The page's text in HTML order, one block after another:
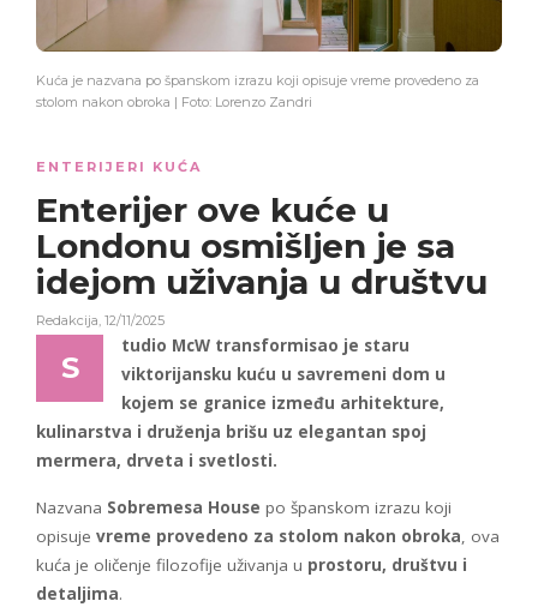
Kuća je nazvana po španskom izrazu koji opisuje vreme provedeno za
stolom nakon obroka | Foto: Lorenzo Zandri
ENTERIJERI KUĆA
Enterijer ove kuće u
Londonu osmišljen je sa
idejom uživanja u društvu
Redakcija, 12/11/2025
S
tudio McW transformisao je staru
viktorijansku kuću u savremeni dom u
kojem se granice između arhitekture,
kulinarstva i druženja brišu uz elegantan spoj
mermera, drveta i svetlosti.
Nazvana Sobremesa House po španskom izrazu koji
opisuje vreme provedeno za stolom nakon obroka, ova
kuća je oličenje filozofije uživanja u prostoru, društvu i
detaljima.